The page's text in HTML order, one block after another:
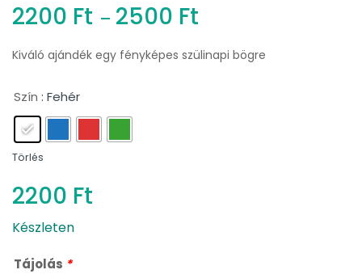
2200 Ft – 2500 Ft
Kiváló ajándék egy fényképes szülinapi bögre
Szín : Fehér
Törlés
2200 Ft
Készleten
Tájolás *